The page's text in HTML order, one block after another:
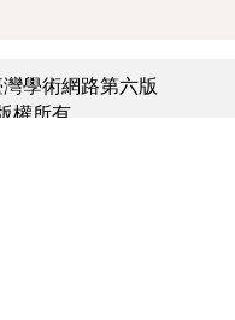
學術網路第六版
權所有